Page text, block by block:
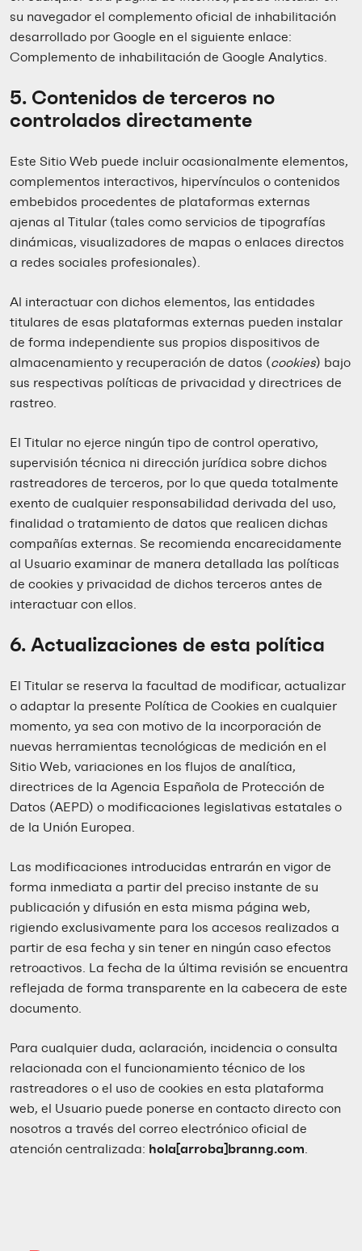
su navegador el complemento oficial de inhabilitación
desarrollado por Google en el siguiente enlace:
Complemento de inhabilitación de Google Analytics.
5. Contenidos de terceros no
controlados directamente
Este Sitio Web puede incluir ocasionalmente elementos,
complementos interactivos, hipervínculos o contenidos
embebidos procedentes de plataformas externas
ajenas al Titular (tales como servicios de tipografías
dinámicas, visualizadores de mapas o enlaces directos
a redes sociales profesionales).
Al interactuar con dichos elementos, las entidades
titulares de esas plataformas externas pueden instalar
de forma independiente sus propios dispositivos de
almacenamiento y recuperación de datos (cookies) bajo
sus respectivas políticas de privacidad y directrices de
rastreo.
El Titular no ejerce ningún tipo de control operativo,
supervisión técnica ni dirección jurídica sobre dichos
rastreadores de terceros, por lo que queda totalmente
exento de cualquier responsabilidad derivada del uso,
finalidad o tratamiento de datos que realicen dichas
compañías externas. Se recomienda encarecidamente
al Usuario examinar de manera detallada las políticas
de cookies y privacidad de dichos terceros antes de
interactuar con ellos.
6. Actualizaciones de esta política
El Titular se reserva la facultad de modificar, actualizar
o adaptar la presente Política de Cookies en cualquier
momento, ya sea con motivo de la incorporación de
nuevas herramientas tecnológicas de medición en el
Sitio Web, variaciones en los flujos de analítica,
directrices de la Agencia Española de Protección de
Datos (AEPD) o modificaciones legislativas estatales o
de la Unión Europea.
Las modificaciones introducidas entrarán en vigor de
forma inmediata a partir del preciso instante de su
publicación y difusión en esta misma página web,
rigiendo exclusivamente para los accesos realizados a
partir de esa fecha y sin tener en ningún caso efectos
retroactivos. La fecha de la última revisión se encuentra
reflejada de forma transparente en la cabecera de este
documento.
Para cualquier duda, aclaración, incidencia o consulta
relacionada con el funcionamiento técnico de los
rastreadores o el uso de cookies en esta plataforma
web, el Usuario puede ponerse en contacto directo con
nosotros a través del correo electrónico oficial de
atención centralizada: hola[arroba]branng.com.